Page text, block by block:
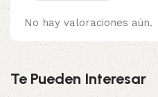
No hay valoraciones aún.
Te Pueden Interesar